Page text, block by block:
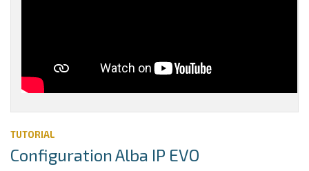
TUTORIAL
Configuration Alba IP EVO